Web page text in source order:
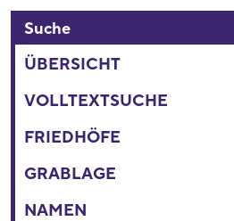
Suche
ÜBERSICHT
VOLLTEXTSUCHE
FRIEDHÖFE
GRABLAGE
NAMEN